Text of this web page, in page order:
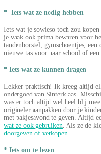
* Iets wat ze nodig hebben
Iets wat je sowieso toch zou
je vaak ook prima bewaren voor
tandenborstel, gymschoentjes,
nieuwe tas voor naar school of een
* Iets wat ze kunnen dragen
Lekker praktisch! Ik kreeg altijd
ondergoed van Sinterklaas.
was er toch altijd wel heel blij
origineler aanpakken door je
met pakjesavond te geven. Altijd
wat ze ook gebruiken . Als ze de
doorgeven of verkopen
* Iets om te lezen